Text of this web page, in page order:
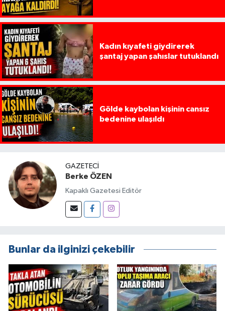
Kadın kıyafeti giydirerek
şantaj yapan şahıslar tutuklandı
Gölde kaybolan kişinin cansız
bedenine ulaşıldı
GAZETECI
Berke ÖZEN
Kapaklı Gazetesi Editör
Bunlar da ilginizi çekebilir